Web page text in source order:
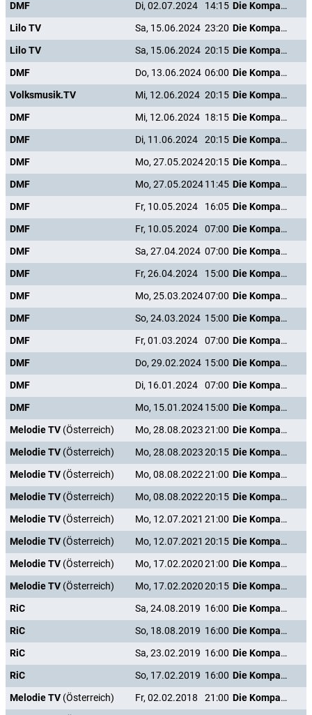
DMF
Di, 02.07.2024 14:15
Die Kompanie der Knallköpfe
Lilo TV
Sa, 15.06.2024 23:20
Die Kompanie der Knallköpfe
Lilo TV
Sa, 15.06.2024 20:15
Die Kompanie der Knallköpfe
DMF
Do, 13.06.2024 06:00
Die Kompanie der Knallköpfe
Volksmusik.TV
Mi, 12.06.2024 20:15
Die Kompanie der Knallköpfe
DMF
Mi, 12.06.2024 18:15
Die Kompanie der Knallköpfe
DMF
Di, 11.06.2024 20:15
Die Kompanie der Knallköpfe
DMF
Mo, 27.05.202420:15
Die Kompanie der Knallköpfe
DMF
Mo, 27.05.202411:45
Die Kompanie der Knallköpfe
DMF
Fr, 10.05.2024 16:05
Die Kompanie der Knallköpfe
DMF
Fr, 10.05.2024 07:00
Die Kompanie der Knallköpfe
DMF
Sa, 27.04.2024 07:00
Die Kompanie der Knallköpfe
DMF
Fr, 26.04.2024 15:00
Die Kompanie der Knallköpfe
DMF
Mo, 25.03.202407:00
Die Kompanie der Knallköpfe
DMF
So, 24.03.2024 15:00
Die Kompanie der Knallköpfe
DMF
Fr, 01.03.2024 07:00
Die Kompanie der Knallköpfe
DMF
Do, 29.02.2024 15:00
Die Kompanie der Knallköpfe
DMF
Di, 16.01.2024 07:00
Die Kompanie der Knallköpfe
DMF
Mo, 15.01.202415:00
Die Kompanie der Knallköpfe
Melodie TV (Österreich) Mo, 28.08.202321:00
Die Kompanie der Knallköpfe
Melodie TV (Österreich) Mo, 28.08.202320:15
Die Kompanie der Knallköpfe
Melodie TV (Österreich) Mo, 08.08.202221:00
Die Kompanie der Knallköpfe
Melodie TV (Österreich) Mo, 08.08.202220:15
Die Kompanie der Knallköpfe
Melodie TV (Österreich) Mo, 12.07.2021 21:00
Die Kompanie der Knallköpfe
Melodie TV (Österreich) Mo, 12.07.2021 20:15
Die Kompanie der Knallköpfe
Melodie TV (Österreich) Mo, 17.02.202021:00
Die Kompanie der Knallköpfe
Melodie TV (Österreich) Mo, 17.02.202020:15
Die Kompanie der Knallköpfe
RiC
Sa, 24.08.2019 16:00
Die Kompanie der Knallköpfe
RiC
So, 18.08.2019 16:00
Die Kompanie der Knallköpfe
RiC
Sa, 23.02.2019 16:00
Die Kompanie der Knallköpfe
RiC
So, 17.02.2019 16:00
Die Kompanie der Knallköpfe
Melodie TV (Österreich) Fr, 02.02.2018 21:00
Die Kompanie der Knallköpfe